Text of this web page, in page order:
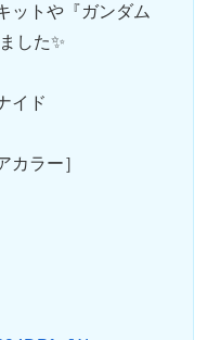
ットや『ガンダム
した✨
イド
カラー］